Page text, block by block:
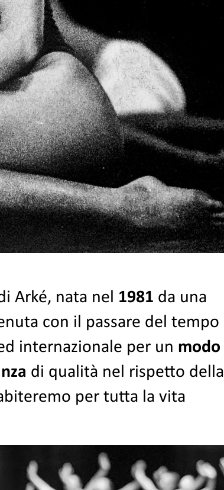
Arké, nata nel 1981 da una
con il passare del tempo
internazionale per un modo
di qualità nel rispetto della
per tutta la vita